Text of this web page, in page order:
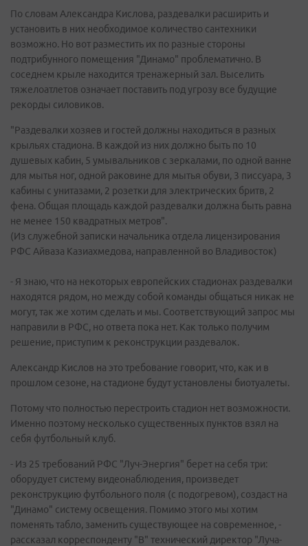
По словам Александра Кислова, раздевалки расширить и
установить в них необходимое количество сантехники
возможно. Но вот разместить их по разные стороны
подтрибунного помещения "Динамо" проблематично. В
соседнем крыле находится тренажерный зал. Выселить
тяжелоатлетов означает поставить под угрозу все будущие
рекорды силовиков.
"Раздевалки хозяев и гостей должны находиться в разных
крыльях стадиона. В каждой из них должно быть по 10
душевых кабин, 5 умывальников с зеркалами, по одной ванне
для мытья ног, одной раковине для мытья обуви, 3 писсуара, 3
кабины с унитазами, 2 розетки для электрических бритв, 2
фена. Общая площадь каждой раздевалки должна быть равна
не менее 150 квадратных метров".
(Из служебной записки начальника отдела лицензирования
РФС Айваза Казиахмедова, направленной во Владивосток)
- Я знаю, что на некоторых европейских стадионах раздевалки
находятся рядом, но между собой команды общаться никак не
могут, так же хотим сделать и мы. Соответствующий запрос мы
направили в РФС, но ответа пока нет. Как только получим
решение, приступим к реконструкции раздевалок.
Александр Кислов на это требование говорит, что, как и в
прошлом сезоне, на стадионе будут установлены биотуалеты.
Потому что полностью перестроить стадион нет возможности.
Именно поэтому несколько существенных пунктов взял на
себя футбольный клуб.
- Из 25 требований РФС "Луч-Энергия" берет на себя три:
оборудует систему видеонаблюдения, произведет
реконструкцию футбольного поля (с подогревом), создаст на
"Динамо" систему освещения. Помимо этого мы хотим
поменять табло, заменить существующее на современное, -
рассказал корреспонденту "В" технический директор "Луча-